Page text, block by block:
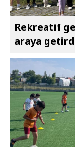
Rekreatif
araya